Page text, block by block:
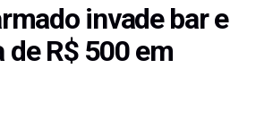
invade bar e
de R$ 500 em